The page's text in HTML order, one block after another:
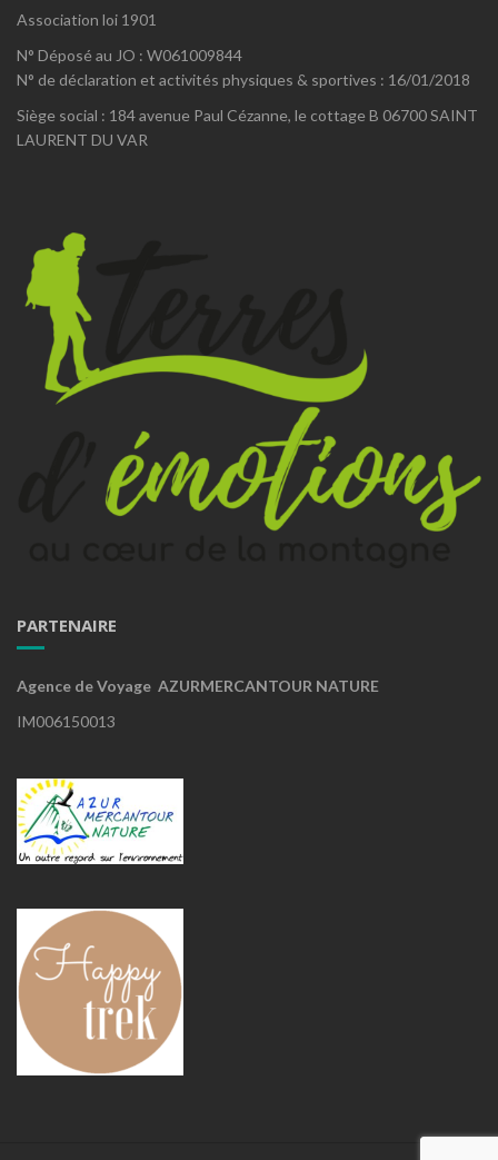
Association loi 1901
N° Déposé au JO : W061009844
N° de déclaration et activités physiques & sportives : 16/01/2018
Siège social : 184 avenue Paul Cézanne, le cottage B 06700 SAINT
LAURENT DU VAR
PARTENAIRE
Agence de Voyage AZURMERCANTOUR NATURE
IM006150013